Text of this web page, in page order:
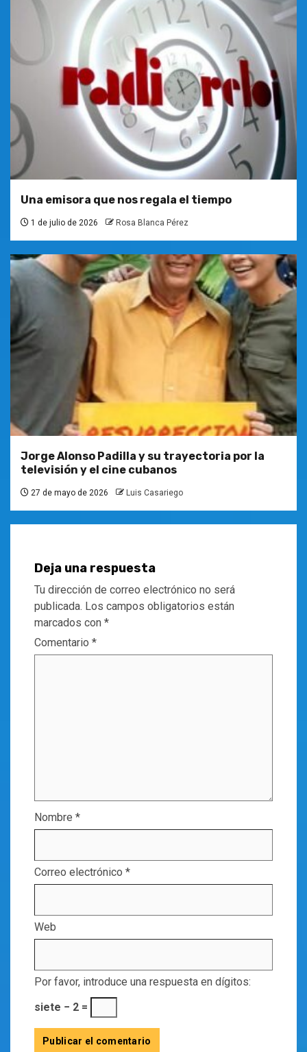
Una emisora que nos regala el tiempo
1 de julio de 2026 Rosa Blanca Pérez
Jorge Alonso Padilla y su trayectoria por la
televisión y el cine cubanos
27 de mayo de 2026 Luis Casariego
Deja una respuesta
Tu dirección de correo electrónico no será
publicada. Los campos obligatorios están
marcados con *
Comentario *
Nombre *
Correo electrónico *
Web
Por favor, introduce una respuesta en dígitos:
siete − 2 =